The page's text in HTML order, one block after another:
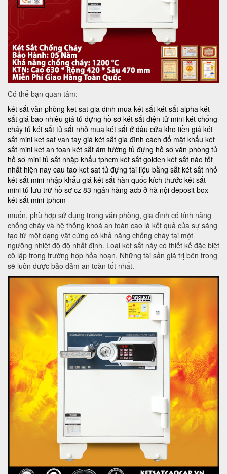
Có thể bạn quan tâm:
két sắt văn phòng ket sat gia dinh mua két sắt két sắt alpha két
sắt giá bao nhiêu giá tủ đựng hồ sơ két sắt điện tử mini két chống
cháy tủ két sắt tủ sắt nhỏ mua két sắt ở đâu cửa kho tiền giá két
sắt mini ket sat van tay giá két sắt gia đình cách đổ mật khẩu két
sắt mini ket an toan két sắt âm tường tủ đựng hồ sơ văn phòng tủ
hồ sơ mini tủ sắt nhập khẩu tphcm két sắt golden két sắt nào tốt
nhất hiện nay cau tao ket sat tủ đựng tài liệu bằng sắt két sắt nhỏ
két sắt mini nhập khẩu giá két sắt hàn quốc kích thước két sắt
mini tủ lưu trữ hồ sơ cz 83 ngân hàng acb ở hà nội deposit box
két sắt mini tphcm
muốn, phù hợp sử dụng trong văn phòng, gia đình có tính năng
chống cháy và hệ thống khoá an toàn cao là kết quả của sự sáng
tạo từ một dạng vật cứng có khả năng chống cháy tại một
ngưỡng nhiệt độ độ nhất định. Loại két sắt này có thiết kế đặc biệt
cô lập trong trường hợp hỏa hoạn. Những tài sản giá trị bên trong
sẽ luôn được bảo đảm an toàn tốt nhất.